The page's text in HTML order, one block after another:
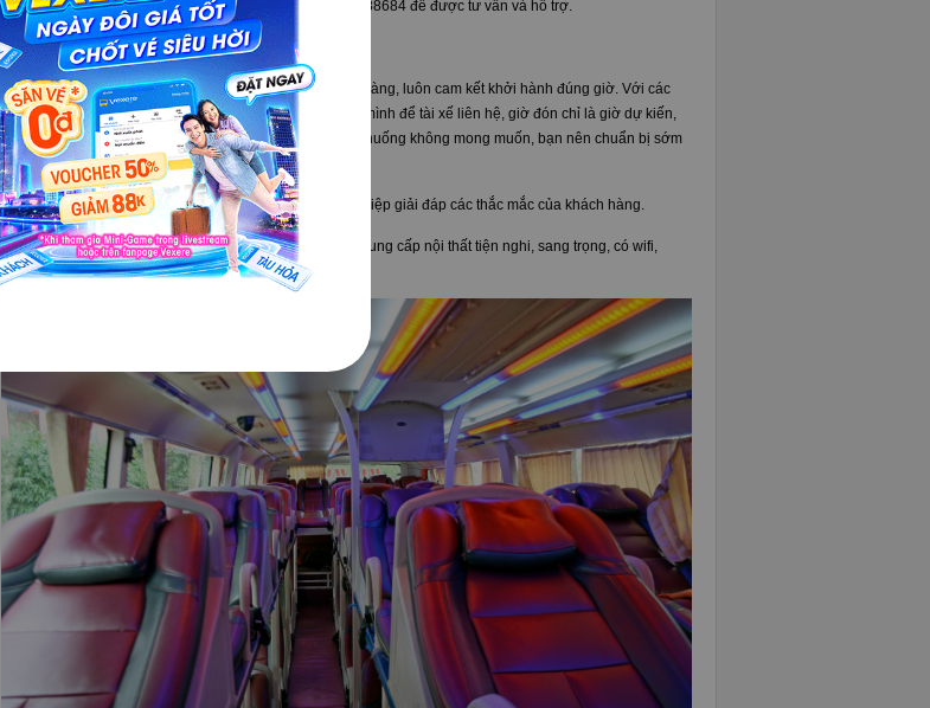
khách có thể liên hệ trực tiếp hoặc gọi về tổng đài 1900888684 để được tư vấn và hỗ trợ.
III. Tại sao nên chọn xe Gia Huệ đi Kiên Giang?
Đánh giá xe Gia Huệkhá tốt dựa trên trải nghiệm khách hàng, luôn cam kết khởi hành đúng giờ. Với các
điểm đón cố định hẹn trước, bạn nên giữ điện thoại bên mình để tài xế liên hệ, giờ đón chỉ là giờ dự kiến,
chắc chắn sẽ có sự chênh lệch. Nên để tránh xảy ra tình huống không mong muốn, bạn nên chuẩn bị sớm
hơn giờ hẹn.
Nhân viên phục vụ nhiệt tình, chu đáo, tư vấn chuyên nghiệp giải đáp các thắc mắc của khách hàng.
Bên cạnh đó, về cơ sở vật chất, xe giường nằm đời mới cung cấp nội thất tiện nghi, sang trọng, có wifi,
khăn lạnh, nước uống, máy lạnh, đèn Led,v.v…